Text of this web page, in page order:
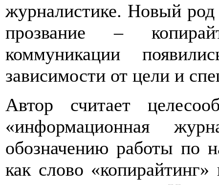
журналистике. Новый род
прозвание –
коммуникации
зависимости от цели и
Автор считает
«информационная
обозначению работы по
как слово